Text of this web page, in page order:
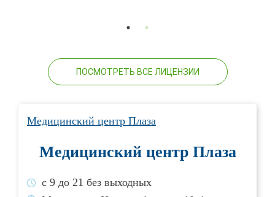
ПОСМОТРЕТЬ ВСЕ ЛИЦЕНЗИИ
Медицинский центр Плаза
Медицинский центр Плаза
с 9 до 21 без выходных